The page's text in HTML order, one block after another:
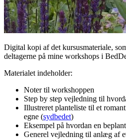
Digital kopi af det kursusmateriale,
deltagerne på mine workshops i
Materialet indeholder:
Noter til workshoppen
Step by step vejledning til
Illustreret planteliste til et
egne (sydbedet)
Eksempel på hvordan en
Generel vejledning til anlæg af